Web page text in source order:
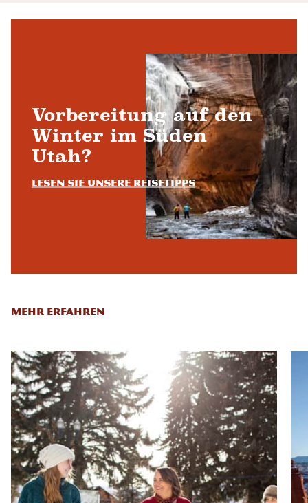
Vorbereitung auf den
Winter im Süden
Utah?
Lesen Sie unsere Reisetipps
MEHR ERFAHREN